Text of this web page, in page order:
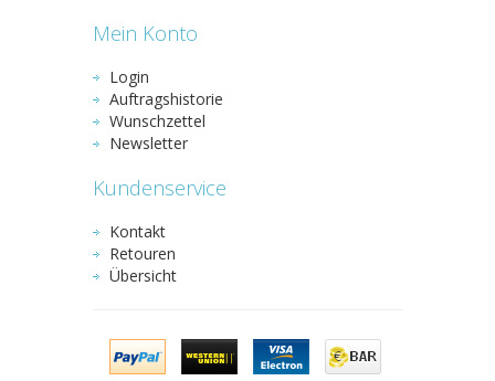
Mein Konto
Login
Auftragshistorie
Wunschzettel
Newsletter
Kundenservice
Kontakt
Retouren
Übersicht